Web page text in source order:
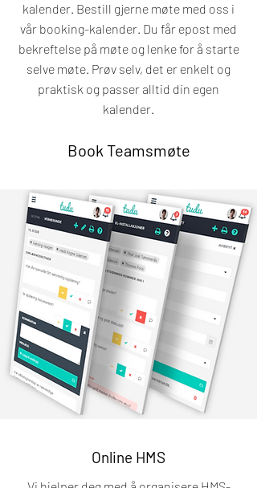
kalender. Bestill gjerne møte med oss i
vår booking-kalender. Du får epost med
bekreftelse på møte og lenke for å starte
selve møte. Prøv selv, det er enkelt og
praktisk og passer alltid din egen
kalender.
Book Teamsmøte
Online HMS